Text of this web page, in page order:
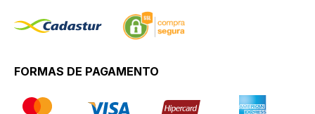
FORMAS DE PAGAMENTO